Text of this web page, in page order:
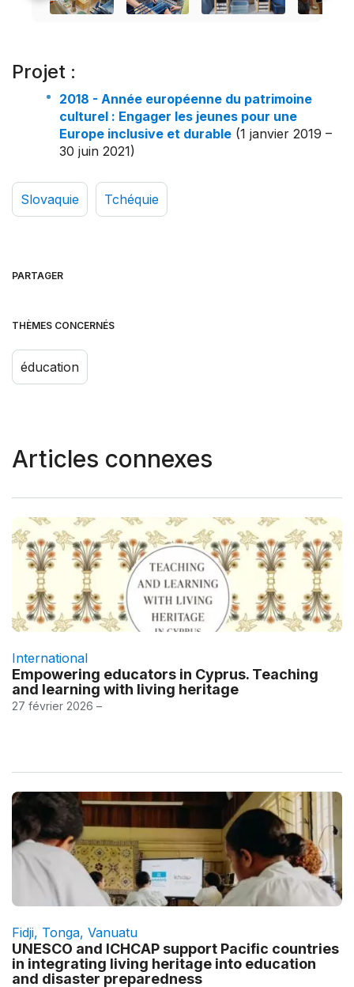
Projet :
2018 - Année européenne du patrimoine
culturel : Engager les jeunes pour une
Europe inclusive et durable (1 janvier 2019 –
30 juin 2021)
Slovaquie Tchéquie
PARTAGER
THÈMES CONCERNÉS
éducation
Articles connexes
International
Empowering educators in Cyprus. Teaching
and learning with living heritage
27 février 2026 –
Fidji, Tonga, Vanuatu
UNESCO and ICHCAP support Pacific countries
in integrating living heritage into education
and disaster preparedness